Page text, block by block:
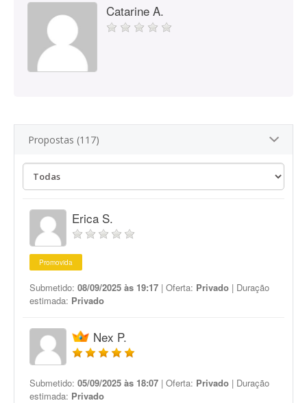
Catarine A.
Propostas (117)
Erica S.
Promovida
Submetido: 08/09/2025 às 19:17 | Oferta: Privado | Duração
estimada: Privado
Nex P.
Submetido: 05/09/2025 às 18:07 | Oferta: Privado | Duração
estimada: Privado